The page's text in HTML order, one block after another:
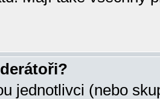
jednotlivci (nebo